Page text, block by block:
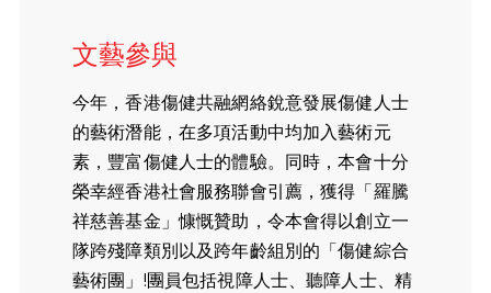
文藝參與
今年，香港傷健共融網絡銳意發展傷健人士
的藝術潛能，在多項活動中均加入藝術元
素，豐富傷健人士的體驗。同時，本會十分
榮幸經香港社會服務聯會引薦，獲得「羅騰
祥慈善基金」慷慨贊助，令本會得以創立一
隊跨殘障類別以及跨年齡組別的「傷健綜合
藝術團」!團員包括視障人士、聽障人士、精